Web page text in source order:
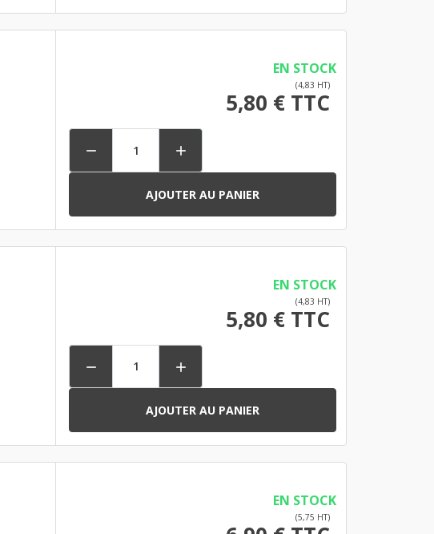
EN STOCK
(4,83 HT)
5,80 € TTC
 
AJOUTER AU PANIER
EN STOCK
(4,83 HT)
5,80 € TTC
 
AJOUTER AU PANIER
EN STOCK
(5,75 HT)